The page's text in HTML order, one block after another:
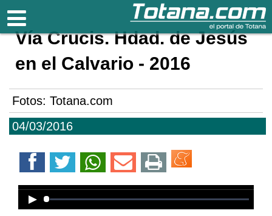
Totana.com
04/03/2016
Vía Crucis. Hdad. de Jesús
en el Calvario - 2016
Fotos: Totana.com
Error loading media: File could not
be played